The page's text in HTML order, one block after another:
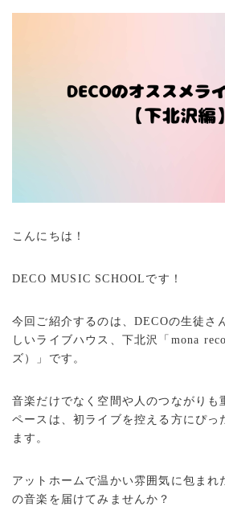
こんにちは！
DECO MUSIC SCHOOLです！
今回ご紹介するのは、DECOの生徒さ
しいライブハウス、下北沢「mona
ズ）」です。
音楽だけでなく空間や人のつながりも
ペースは、初ライブを控える方にぴっ
ます。
アットホームで温かい雰囲気に包まれ
の音楽を届けてみませんか？